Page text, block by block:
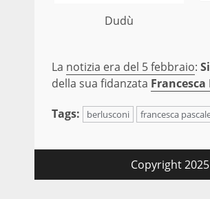
Dudù
La notizia era del 5 febbraio:
della sua fidanzata Francesca
Tags:
berlusconi francesca
Copyright